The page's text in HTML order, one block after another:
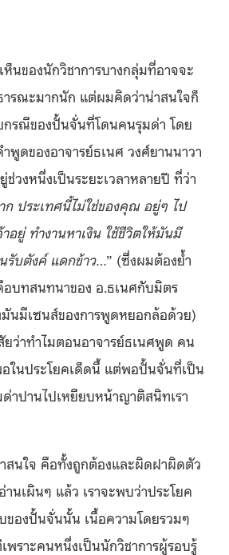
ห็นของนักวิชาการบางกลุ่มที่อาจจะ
รณะมากนัก แต่ผมคิดว่าน่าสนใจก็
กรณีของปั้นจั่นที่โดนคนรุมด่า โดย
พูดของอาจารย์ธเนศ วงศ์ยานนาวา
ช่วงหนึ่งเป็นระยะเวลาหลายปี ที่ว่า
ประเทศนี้ไม่ใช่ของคุณ อยู่ๆ ไป
าอยู่ ทำงานหาเงิน ใช้ชีวิตให้มันมี
บตังค์ แดกข้าว… ” (ซึ่งผมต้องย้ำ
อบทสนทนาของ อ.ธเนศกับมิตร
มันมีเซนส์ของการพูดหยอกล้อด้วย)
ว่าทำไมตอนอาจารย์ธเนศพูด คน
ในประโยคเด็ดนี้ แต่พอปั้นจั่นที่เป็น
าปานไปเหยียบหน้าญาติสนิทเรา
สนใจ คือทั้งถูกต้องและผิดฝาผิดตัว
นเผินๆ แล้ว เราจะพบว่าประโยค
ของปั้นจั่นนั้น เนื้อความโดยรวมๆ
พราะคนหนึ่งเป็นนักวิชาการผู้รอบรู้